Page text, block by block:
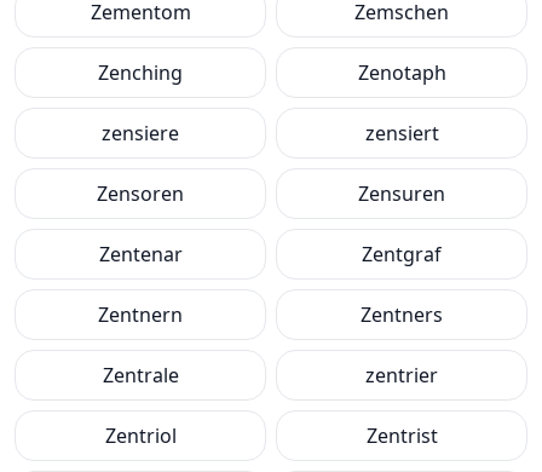
Zementom Zemschen
Zenching Zenotaph
zensiere zensiert
Zensoren Zensuren
Zentenar Zentgraf
Zentnern Zentners
Zentrale zentrier
Zentriol Zentrist